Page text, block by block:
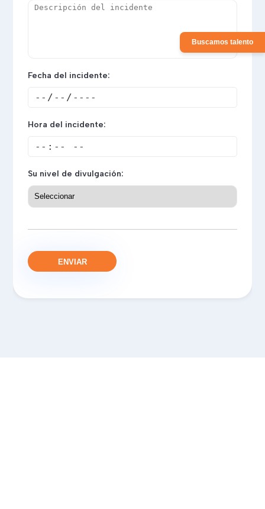
Fecha del incidente:
Hora del incidente:
Su nivel de divulgación:
ENVIAR
Buscamos talento